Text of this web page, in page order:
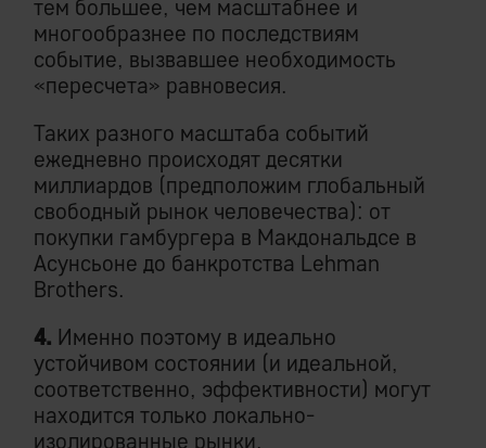
тем большее, чем масштабнее и
многообразнее по последствиям
событие, вызвавшее необходимость
«пересчета» равновесия.
Таких разного масштаба событий
ежедневно происходят десятки
миллиардов (предположим глобальный
свободный рынок человечества): от
покупки гамбургера в Макдональдсе в
Асунсьоне до банкротства Lehman
Brothers.
4. Именно поэтому в идеально
устойчивом состоянии (и идеальной,
соответственно, эффективности) могут
находится только локально-
изолированные рынки.